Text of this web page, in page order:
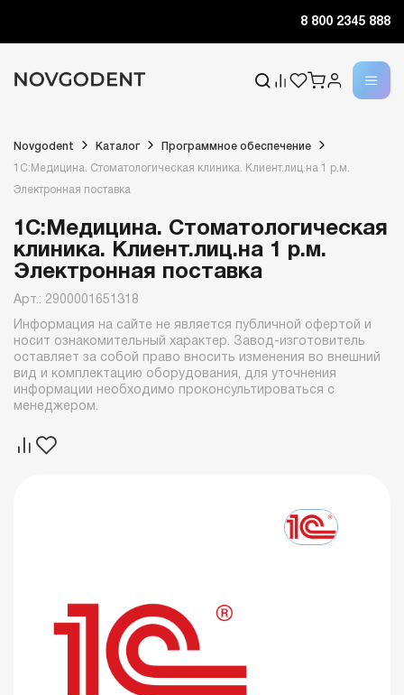
8 800 2345 888
Novgodent Каталог Программное обеспечение
1С:Медицина. Стоматологическая клиника. Клиент.лиц.на 1 р.м.
Электронная поставка
1С:Медицина. Стоматологическая
клиника. Клиент.лиц.на 1 р.м.
Электронная поставка
Арт.: 2900001651318
Информация на сайте не является публичной офертой и
носит ознакомительный характер. Завод-изготовитель
оставляет за собой право вносить изменения во внешний
вид и комплектацию оборудования, для уточнения
информации необходимо проконсультироваться с
менеджером.